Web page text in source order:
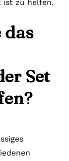
ist zu helfen.
Set